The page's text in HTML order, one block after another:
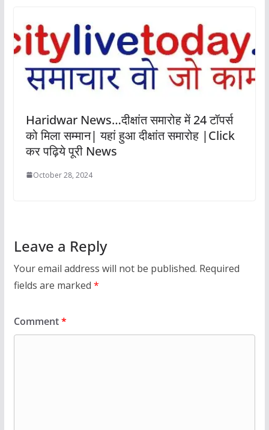
Haridwar News…दीक्षांत समारोह में 24 टॉपर्स
को मिला सम्मान| यहां हुआ दीक्षांत समारोह |Click
कर पढ़िये पूरी News
October 28, 2024
Leave a Reply
Your email address will not be published. Required
fields are marked *
Comment*